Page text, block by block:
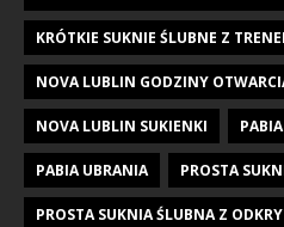
KRÓTKIE SUKNIE ŚLUBNE Z
NOVA LUBLIN GODZINY
NOVA LUBLIN SUKIENKI
PABIA UBRANIA PROSTA
PROSTA SUKNIA ŚLUBNA Z